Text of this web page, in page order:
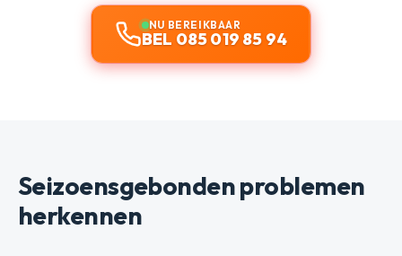
NU BEREIKBAAR
BEL 085 019 85 94
Seizoensgebonden problemen
herkennen